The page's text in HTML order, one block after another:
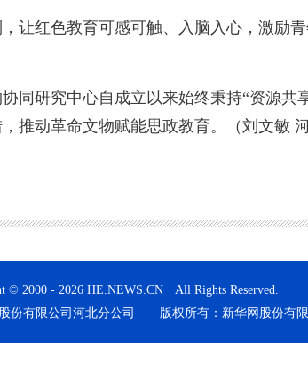
红色教育可感可触、入脑入心，激励
究中心自成立以来始终秉持“资源共
推动革命文物赋能思政教育。（刘文敏
© 2000 - 2026 HE.NEWS.CN All Rights Reserved.
份有限公司河北分公司 版权所有：新华网股份有限